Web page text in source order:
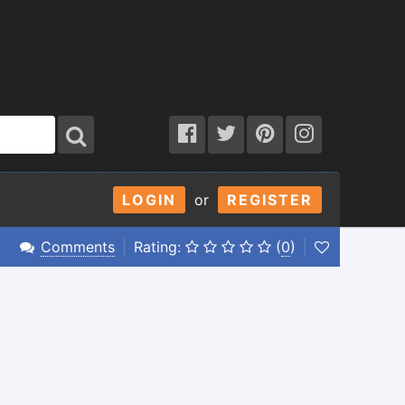
LOGIN or REGISTER
Comments Rating: (0)